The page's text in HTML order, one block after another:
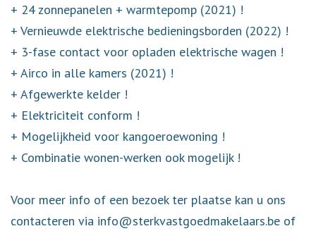
+ 24 zonnepanelen + warmtepomp (2021) !
+ Vernieuwde elektrische bedieningsborden (2022) !
+ 3-fase contact voor opladen elektrische wagen !
+ Airco in alle kamers (2021) !
+ Afgewerkte kelder !
+ Elektriciteit conform !
+ Mogelijkheid voor kangoeroewoning !
+ Combinatie wonen-werken ook mogelijk !
Voor meer info of een bezoek ter plaatse kan u ons
contacteren via info@sterkvastgoedmakelaars.be of